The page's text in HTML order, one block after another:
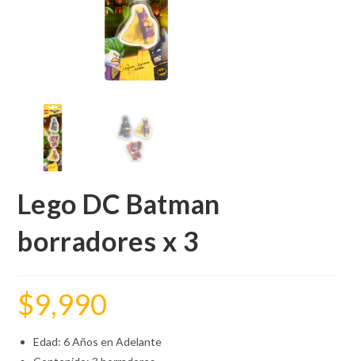
Lego DC Batman
borradores x 3
$9,990
Edad: 6 Años en Adelante